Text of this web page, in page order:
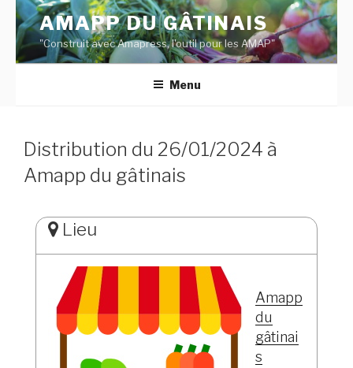
Aller
contenu
principal
AMAPP DU GÂTINAIS
"Construit avec Amapress, l'outil pour les AMAP"
Menu
Distribution du 26/01/2024 à
Amapp du gâtinais
Lieu
Amapp
du
gâtinai
s